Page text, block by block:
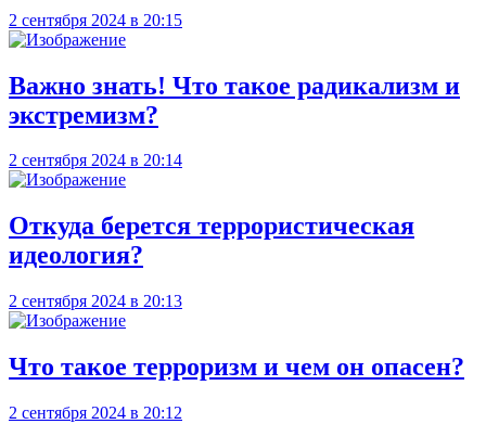
2 сентября 2024 в 20:15
Важно знать! Что такое радикализм и
экстремизм?
2 сентября 2024 в 20:14
Откуда берется террористическая
идеология?
2 сентября 2024 в 20:13
Что такое терроризм и чем он опасен?
2 сентября 2024 в 20:12